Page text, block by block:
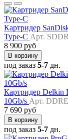
Картридер
Type-C Арт.
8 900 руб
В корзину
под заказ 5-7 дн.
Картридер Delkin
10Gb/s Арт.
7 690 руб
В корзину
под заказ 5-7 дн.